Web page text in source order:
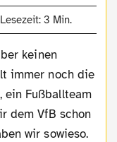
Lesezeit: 3 Min.
keinen
immer noch die
ein Fußballteam
dem VfB schon
wir sowieso.